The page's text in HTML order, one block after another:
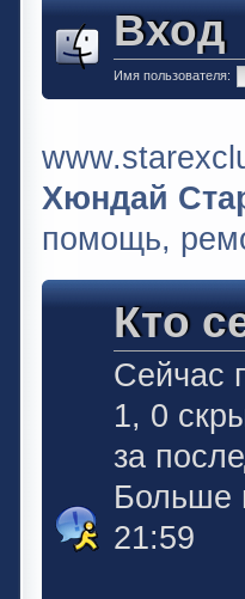
Вход
Имя пользователя:
Хюндай
помощь,
Кто
Сейчас
1, 0
за
Больше
21:59